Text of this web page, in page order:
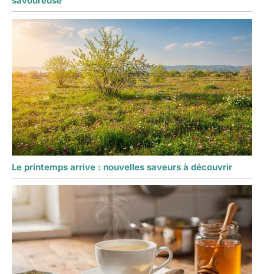
Le printemps arrive : nouvelles saveurs à découvrir